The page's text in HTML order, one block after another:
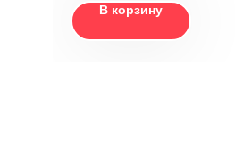
Нори
Соус унаги
Кунжут
В корзину